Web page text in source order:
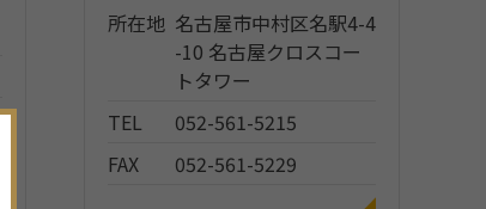
所在地 名古屋市中村区名駅4-4
-10 名古屋クロスコー
トタワー
TEL
052-561-5215
FAX
052-561-5229